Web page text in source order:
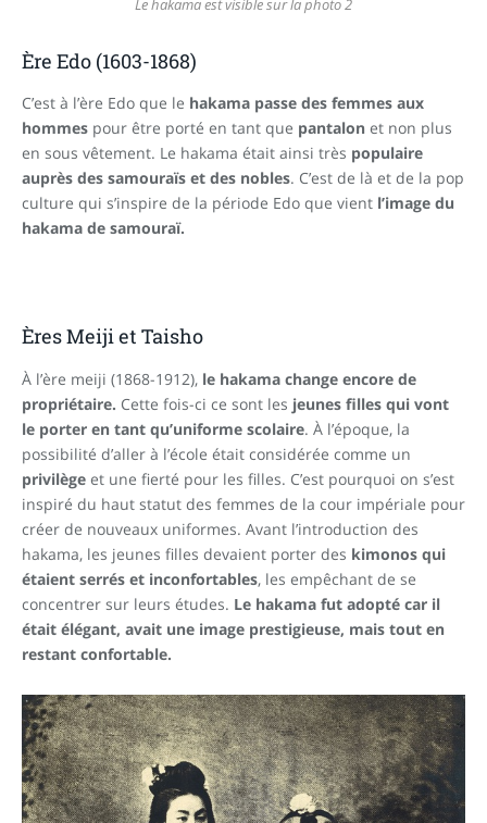
Le hakama est visible sur la photo 2
Ère Edo (1603-1868)
C’est à l’ère Edo que le hakama passe des femmes aux
hommes pour être porté en tant que pantalon et non plus
en sous vêtement. Le hakama était ainsi très populaire
auprès des samouraïs et des nobles. C’est de là et de la pop
culture qui s’inspire de la période Edo que vient l’image du
hakama de samouraï.
Ères Meiji et Taisho
À l’ère meiji (1868-1912), le hakama change encore de
propriétaire. Cette fois-ci ce sont les jeunes filles qui vont
le porter en tant qu’uniforme scolaire. À l’époque, la
possibilité d’aller à l’école était considérée comme un
privilège et une fierté pour les filles. C’est pourquoi on s’est
inspiré du haut statut des femmes de la cour impériale pour
créer de nouveaux uniformes. Avant l’introduction des
hakama, les jeunes filles devaient porter des kimonos qui
étaient serrés et inconfortables, les empêchant de se
concentrer sur leurs études. Le hakama fut adopté car il
était élégant, avait une image prestigieuse, mais tout en
restant confortable.